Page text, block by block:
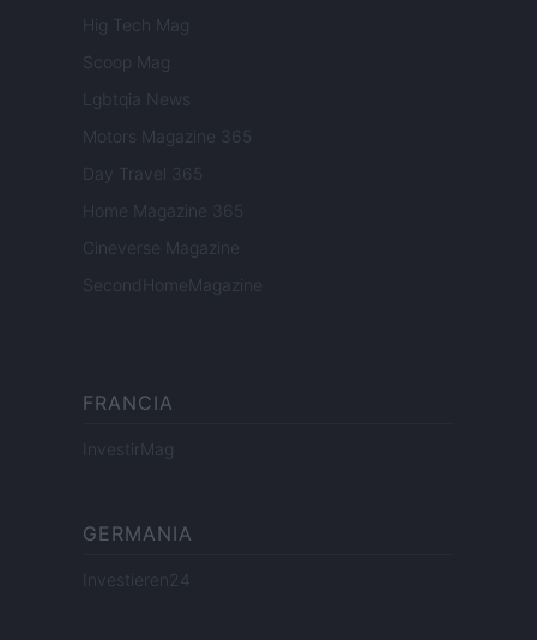
Hig Tech Mag
Scoop Mag
Lgbtqia News
Motors Magazine 365
Day Travel 365
Home Magazine 365
Cineverse Magazine
SecondHomeMagazine
FRANCIA
InvestirMag
GERMANIA
Investieren24